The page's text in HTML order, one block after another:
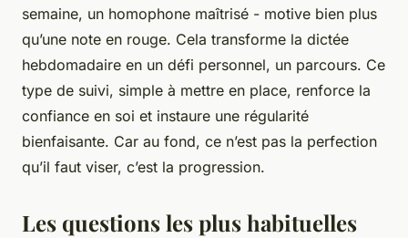
semaine, un homophone maîtrisé - motive bien plus
qu’une note en rouge. Cela transforme la dictée
hebdomadaire en un défi personnel, un parcours. Ce
type de suivi, simple à mettre en place, renforce la
confiance en soi et instaure une régularité
bienfaisante. Car au fond, ce n’est pas la perfection
qu’il faut viser, c’est la progression.
Les questions les plus habituelles